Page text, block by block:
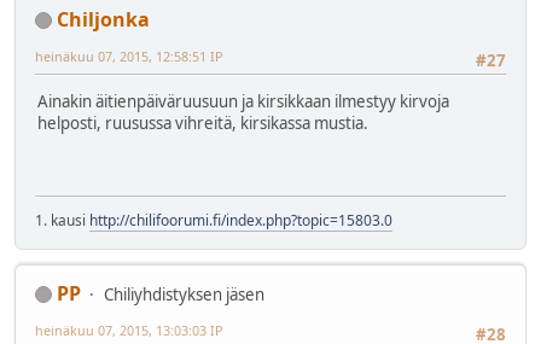
Chiljonka
#27
heinäkuu 07, 2015, 12:58:51 IP
Ainakin äitienpäiväruusuun ja kirsikkaan ilmestyy kirvoja
helposti, ruusussa vihreitä, kirsikassa mustia.
1. kausi http://chilifoorumi.fi/index.php?topic=15803.0
PP
Chiliyhdistyksen jäsen
#28
heinäkuu 07, 2015, 13:03:03 IP